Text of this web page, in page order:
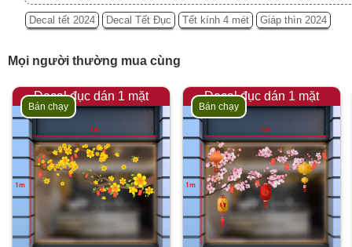
Decal tết 2024 Decal Tết Đục Tết kính 4 mét Giáp thìn 2024
Mọi người thường mua cùng
Decal đục dán 1 mặt
Bán chạy
Decal đục dán 1 mặt
Bán chạy